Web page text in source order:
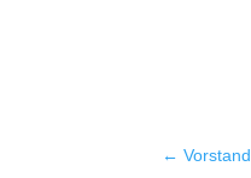
←Vorstand